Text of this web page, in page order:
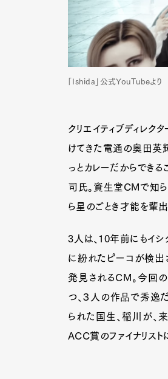
「Ishida」公式YouTubeより
クリエイティブディレ
けてきた電通の奥田英
っとカレーだからできる
司氏。資生堂CMで知
ら星のごとき才能を輩
3人は、10年前にもイシ
に紛れたピーコが検出
発見されるCM。今回の
つ、３人の作品で秀逸
られた国生、稲川が、
ACC賞のファイナリスト